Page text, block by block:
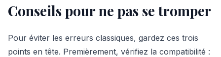
Conseils pour ne pas se tromper
Pour éviter les erreurs classiques, gardez ces trois
points en tête. Premièrement, vérifiez la compatibilité :